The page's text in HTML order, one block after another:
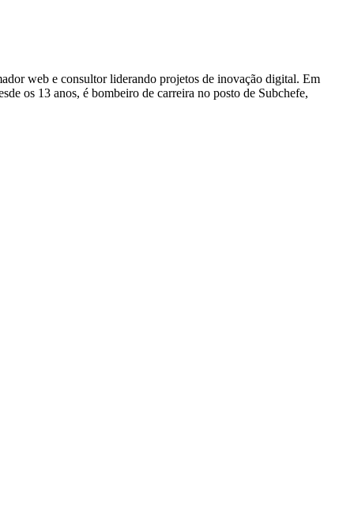
web e consultor liderando projetos de inovação digital. Em
os 13 anos, é bombeiro de carreira no posto de Subchefe,